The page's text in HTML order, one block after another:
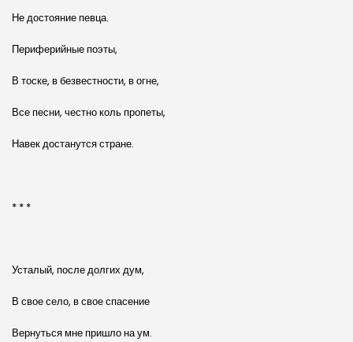
Не достояние певца.
Периферийные поэты,
В тоске, в безвестности, в огне,
Все песни, честно коль пропеты,
Навек достанутся стране.
* * *
Усталый, после долгих дум,
В свое село, в свое спасение
Вернуться мне пришло на ум.